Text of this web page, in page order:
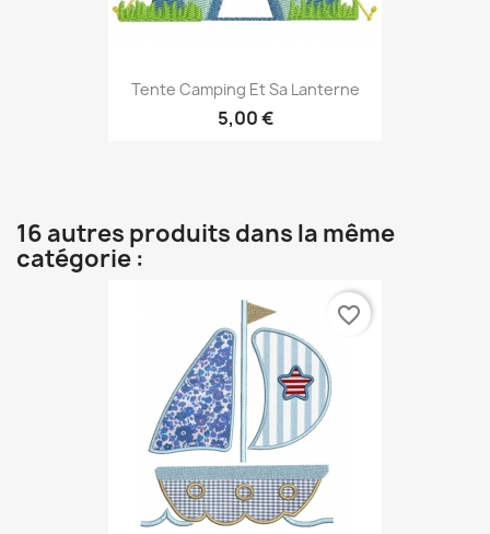
Tente Camping Et Sa Lanterne
5,00 €
16 autres produits dans la même
catégorie :
favorite_border